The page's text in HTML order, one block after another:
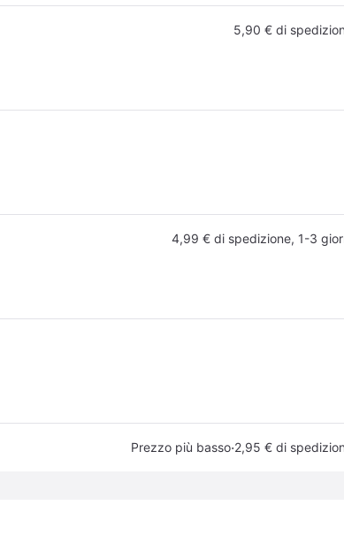
5,90 € di
4,99 € di spedizione, 1-3
Prezzo più basso·2,95 € di